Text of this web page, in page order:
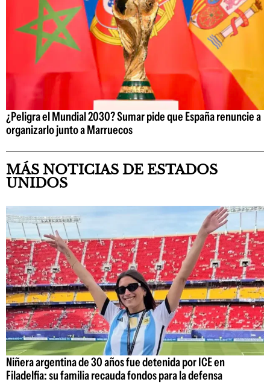
¿Peligra el Mundial 2030? Sumar pide que España renuncie a
organizarlo junto a Marruecos
MÁS NOTICIAS DE ESTADOS
UNIDOS
Niñera argentina de 30 años fue detenida por ICE en
Filadelfia: su familia recauda fondos para la defensa